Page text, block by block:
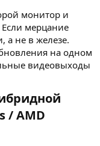
монитор и
Если мерцание
а не в железе.
на одном
видеовыходы
/ AMD